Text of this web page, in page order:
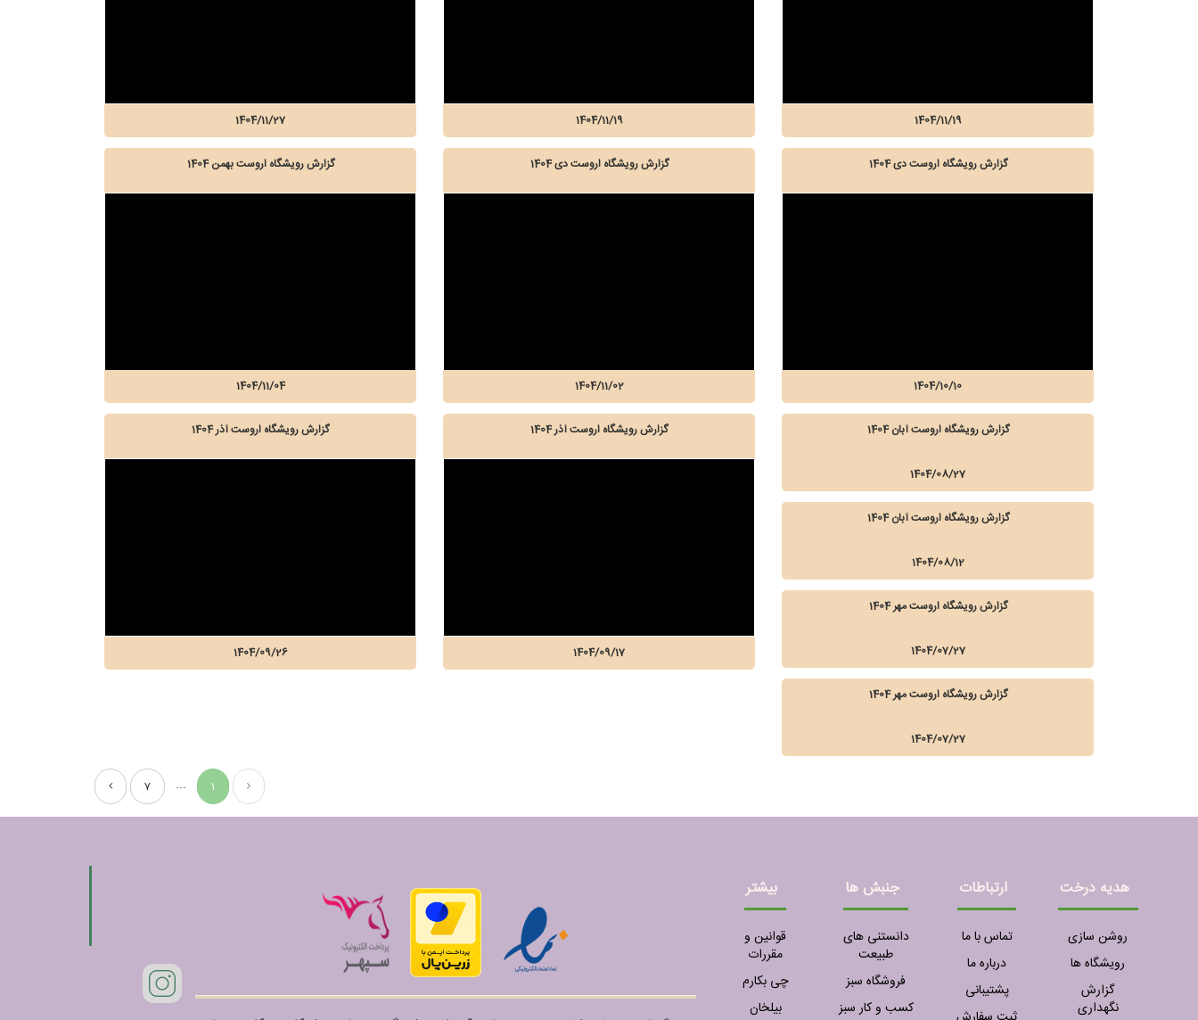
1404/11/27 1404/11/19 1404/11/19
گزارش رویشگاه اروست بهمن 1404
1404/11/04
گزارش رویشگاه اروست دی 1404
1404/11/02
گزارش رویشگاه اروست دی 1404
1404/10/10
گزارش رویشگاه اروست آذر 1404
1404/09/26
گزارش رویشگاه اروست آذر 1404
1404/09/17
گزارش رویشگاه اروست آبان 1404
1404/08/27
گزارش رویشگاه اروست آبان 1404
1404/08/12
گزارش رویشگاه اروست مهر 1404
1404/07/27
گزارش رویشگاه اروست مهر 1404
1404/07/27
7 ... 1
هدیه درخت
روشن سازی
رویشگاه ها
گزارش
نگهداری
ارتباطات
تماس با ما
درباره ما
پشتیبانی
جنبش ها
دانستنی های
طبیعت
فروشگاه سبز
کسب و کار سبز
بیشتر
قوانین و
مقررات
چی بکارم
بیلخان